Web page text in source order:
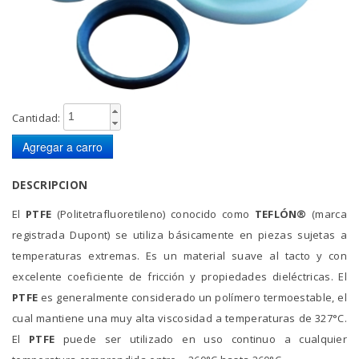
Cantidad:
DESCRIPCION
El PTFE (Politetrafluoretileno) conocido como TEFLÓN® (marca
registrada Dupont) se utiliza básicamente en piezas sujetas a
temperaturas extremas. Es un material suave al tacto y con
excelente coeficiente de fricción y propiedades dieléctricas. El
PTFE es generalmente considerado un polímero termoestable, el
cual mantiene una muy alta viscosidad a temperaturas de 327°C.
El PTFE puede ser utilizado en uso continuo a cualquier